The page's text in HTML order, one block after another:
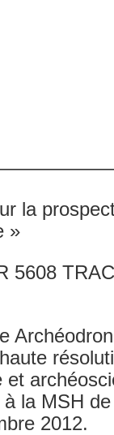
la
»
5608
et
à la MSH
2012.